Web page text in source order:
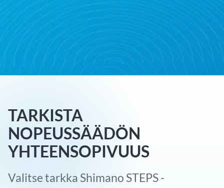
TARKISTA
NOPEUSSÄÄDÖN
YHTEENSOPIVUUS
Valitse tarkka Shimano STEPS -